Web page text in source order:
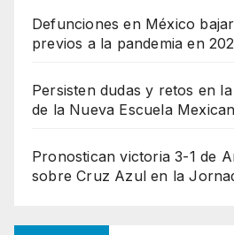
Defunciones en México
previos a la pandemia en
Persisten dudas y retos en
de la Nueva Escuela
Pronostican victoria 3-1 de
sobre Cruz Azul en la